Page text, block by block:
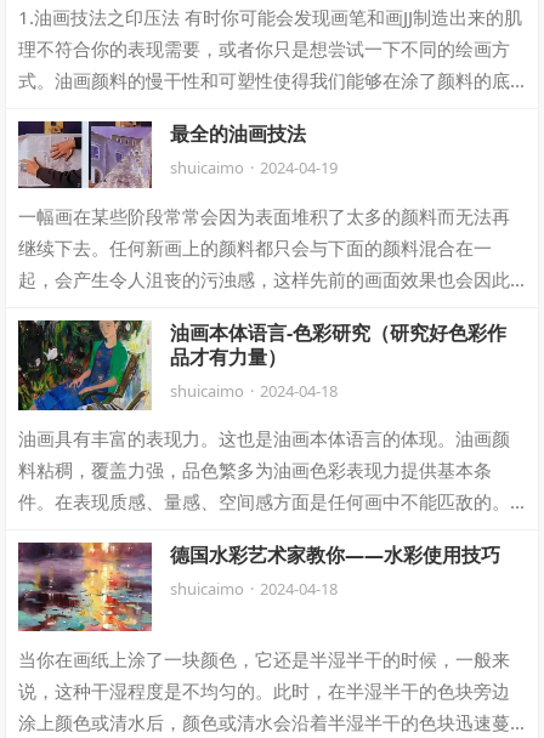
1.油画技法之印压法 有时你可能会发现画笔和画JJ制造出来的肌
理不符合你的表现需要，或者你只是想尝试一下不同的绘画方
式。油画颜料的慢干性和可塑性使得我们能够在涂了颜料的底
最全的油画技法
shuicaimo · 2024-04-19
一幅画在某些阶段常常会因为表面堆积了太多的颜料而无法再
继续下去。任何新画上的颜料都只会与下面的颜料混合在一
起，会产生令人沮丧的污浊感，这样先前的画面效果也会因此
油画本体语言-色彩研究（研究好色彩作
品才有力量）
shuicaimo · 2024-04-18
油画具有丰富的表现力。这也是油画本体语言的体现。油画颜
料粘稠，覆盖力强，品色繁多为油画色彩表现力提供基本条
件。在表现质感、量感、空间感方面是任何画中不能匹敌的。
德国水彩艺术家教你——水彩使用技巧
shuicaimo · 2024-04-18
当你在画纸上涂了一块颜色，它还是半湿半干的时候，一般来
说，这种干湿程度是不均匀的。此时，在半湿半干的色块旁边
涂上颜色或清水后，颜色或清水会沿着半湿半干的色块迅速蔓